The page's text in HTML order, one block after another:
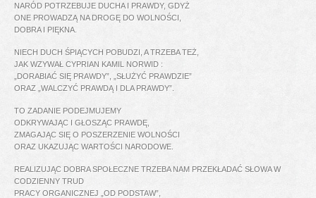
NARÓD POTRZEBUJE DUCHA I PRAWDY, GDYŻ
ONE PROWADZĄ NA DROGĘ DO WOLNOŚCI,
DOBRA I PIĘKNA.
NIECH DUCH ŚPIĄCYCH POBUDZI, A TRZEBA TEŻ,
JAK WZYWAŁ CYPRIAN KAMIL NORWID :
„DORABIAĆ SIĘ PRAWDY”, „SŁUŻYĆ PRAWDZIE”
ORAZ „WALCZYĆ PRAWDĄ I DLA PRAWDY”.
TO ZADANIE PODEJMUJEMY
ODKRYWAJĄC I GŁOSZĄC PRAWDĘ,
ZMAGAJĄC SIĘ O POSZERZENIE WOLNOŚCI
ORAZ UKAZUJĄC WARTOŚCI NARODOWE.
REALIZUJĄC DOBRA SPOŁECZNE TRZEBA NAM PRZEKŁADAĆ SŁOWA W
CODZIENNY TRUD
PRACY ORGANICZNEJ „OD PODSTAW”,